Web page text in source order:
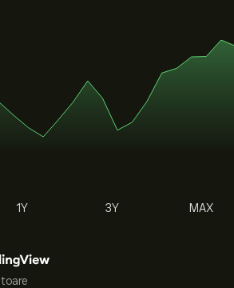
1Y 3Y MAX